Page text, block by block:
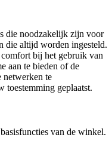
die noodzakelijk zijn voor
die altijd worden ingesteld.
bij het gebruik van
aan te bieden of de
netwerken te
toestemming geplaatst.
van de winkel.